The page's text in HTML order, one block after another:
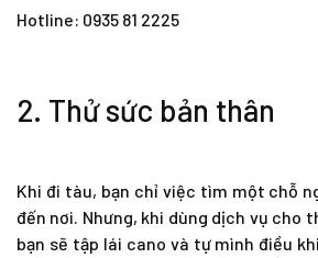
Hotline: 0935 81 2225
2. Thử sức bản thân
Khi đi tàu, bạn chỉ việc tìm một chỗ
đến nơi. Nhưng, khi dùng dịch vụ cho
bạn sẽ tập lái cano và tự mình điều